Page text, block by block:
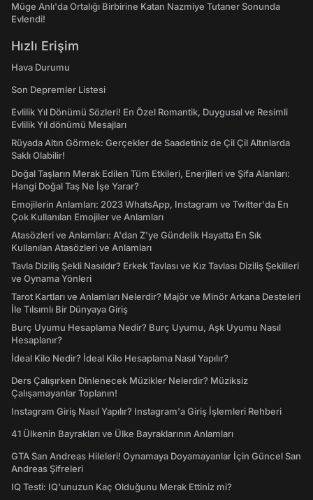
Müge Anlı'da Ortalığı Birbirine Katan Nazmiye Tutaner Sonunda
Evlendi!
Hızlı Erişim
Hava Durumu
Son Depremler Listesi
Evlilik Yıl Dönümü Sözleri! En Özel Romantik, Duygusal ve Resimli
Evlilik Yıl dönümü Mesajları
Rüyada Altın Görmek: Gerçekler de Saadetiniz de Çil Çil Altınlarda
Saklı Olabilir!
Doğal Taşların Merak Edilen Tüm Etkileri, Enerjileri ve Şifa Alanları:
Hangi Doğal Taş Ne İşe Yarar?
Emojilerin Anlamları: 2023 WhatsApp, Instagram ve Twitter'da En
Çok Kullanılan Emojiler ve Anlamları
Atasözleri ve Anlamları: A'dan Z'ye Gündelik Hayatta En Sık
Kullanılan Atasözleri ve Anlamları
Tavla Diziliş Şekli Nasıldır? Erkek Tavlası ve Kız Tavlası Diziliş Şekilleri
ve Oynama Yönleri
Tarot Kartları ve Anlamları Nelerdir? Majör ve Minör Arkana Desteleri
İle Tılsımlı Bir Dünyaya Giriş
Burç Uyumu Hesaplama Nedir? Burç Uyumu, Aşk Uyumu Nasıl
Hesaplanır?
İdeal Kilo Nedir? İdeal Kilo Hesaplama Nasıl Yapılır?
Ders Çalışırken Dinlenecek Müzikler Nelerdir? Müziksiz
Çalışamayanlar Toplanın!
Instagram Giriş Nasıl Yapılır? Instagram'a Giriş İşlemleri Rehberi
41 Ülkenin Bayrakları ve Ülke Bayraklarının Anlamları
GTA San Andreas Hileleri! Oynamaya Doyamayanlar İçin Güncel San
Andreas Şifreleri
IQ Testi: IQ'unuzun Kaç Olduğunu Merak Ettiniz mi?